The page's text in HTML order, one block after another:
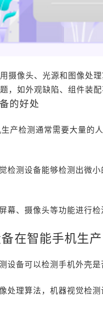
摄像头、光源和图像处
，如外观缺陷、组件装
的好处
产检测通常需要大量的
检测设备能够检测出微
幕、摄像头等功能进行
在智能手机生
设备可以检测手机外壳
处理算法，机器视觉检